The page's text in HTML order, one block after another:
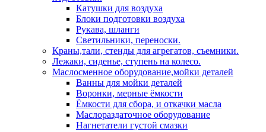
Катушки для воздуха
Блоки подготовки воздуха
Рукава, шланги
Светильники, переноски.
Краны,тали, стенды для агрегатов, съемники.
Лежаки, сиденье, ступень на колесо.
Маслосменное оборудование,мойки деталей
Ванны для мойки деталей
Воронки, мерные ёмкости
Ёмкости для сбора, и откачки масла
Маслораздаточное оборудование
Нагнетатели густой смазки